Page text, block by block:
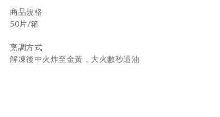
商品規格
50片/箱
烹調方式
解凍後中火炸至金黃，大火數秒逼油